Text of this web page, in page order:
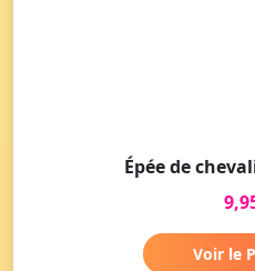
Épée de
Voir le